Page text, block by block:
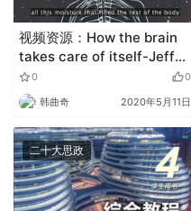
视频资源：How the brain
takes care of itself-Jeff
Iliff
0 0
韩曲奇 2020年5月11日
二十大思政